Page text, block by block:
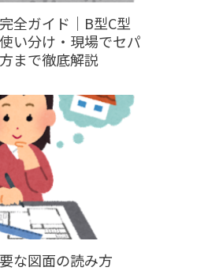
全ガイド｜B型C型
い分け・現場でセパ
まで徹底解説
な図面の読み方